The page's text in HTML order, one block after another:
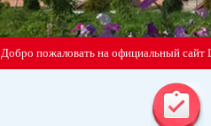
Добро пожаловать на официальный сайт